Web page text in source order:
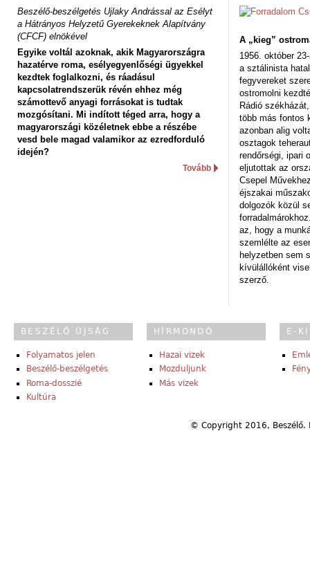
Beszélő-beszélgetés Ujlaky Andrással az Esélyt
a Hátrányos Helyzetű Gyerekeknek Alapítvány
(CFCF) elnökével
Egyike voltál azoknak, akik Magyarországra
hazatérve roma, esélyegyenlőségi ügyekkel
kezdtek foglalkozni, és ráadásul
kapcsolatrendszerük révén ehhez még
számottevő anyagi forrásokat is tudtak
mozgósítani. Mi indított téged arra, hogy a
magyarországi közéletnek ebbe a részébe
vesd bele magad valamikor az ezredforduló
idején?
Tovább
A „kieg”
1956. október
a sztálinista
fegyvereket
ostromolni
Rádió
több más fontos
azonban alig
osztagok
rendőrségi, ipari
eljutottak az
Csepel
éjszakai
dolgozók közül
az, hogy a
szemlélte az
helyzetben sem
kívülállóként
szerző.
BESZÉLŐ ÚJSÁG
Folyamatos jelen
Beszélő-beszélgetés
Roma-dosszié
Kultúra
HÍRMONDÓ
Hazai vizek
Mozduljunk
Más vizek
E-
© Copyright 2016,